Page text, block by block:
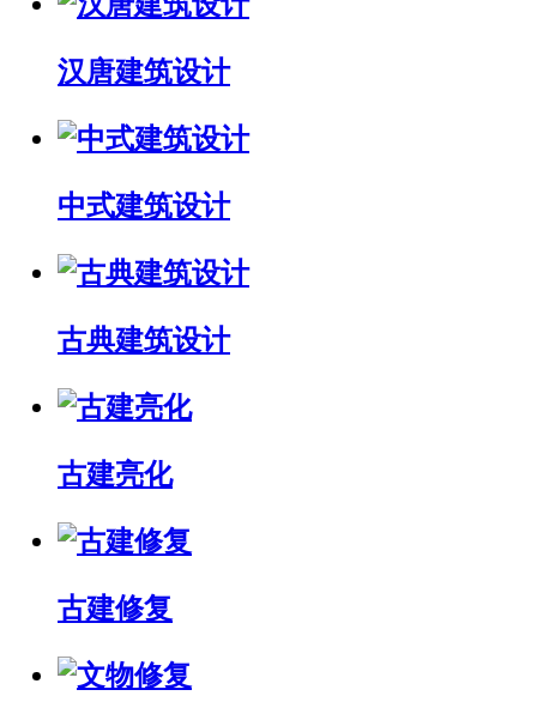
汉唐建筑设计
中式建筑设计
古典建筑设计
古建亮化
古建修复